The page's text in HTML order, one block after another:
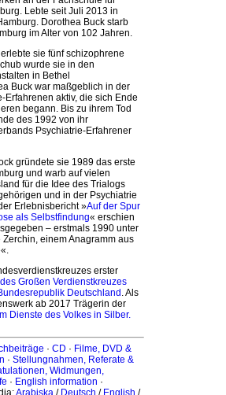
Lebte seit Juli 2013 in
Dorothea Buck starb
im Alter von 102 Jahren.
sie fünf schizophrene
wurde sie in den
in Bethel
Buck war maßgeblich in der
Erfahrenen aktiv, die sich Ende
begann. Bis zu ihrem Tod
des 1992 von ihr
Psychiatrie-Erfahrener
gründete sie 1989 das erste
und warb auf vielen
für die Idee des Trialogs
und in der Psychiatrie
Erlebnisbericht »Auf der Spur
als Selbstfindung« erschien
– erstmals 1990 unter
einem Anagramm aus
erster
Großen Verdienstkreuzes
Deutschland . Als
ab 2017 Trägerin der
Dienste des Volkes in Silber.
· CD · Filme, DVD &
· Stellungnahmen, Referate &
Widmungen,
· English information ·
Arabiska / Deutsch / English /